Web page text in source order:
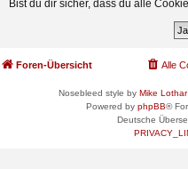
Bist du dir sicher, dass du alle
Foren-Übersicht Alle
Nosebleed style by Mike Lothar
Powered by phpBB®
Deutsche